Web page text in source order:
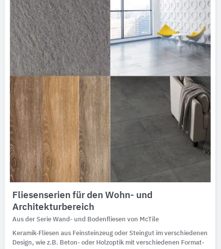
Fliesenserien für den Wohn- und
Architekturbereich
Aus der Serie Wand- und Bodenfliesen von McTile
Keramik-Fliesen aus Feinsteinzeug oder Steingut im verschiedenen
Design, wie z.B. Beton- oder Holzoptik mit verschiedenen Format-